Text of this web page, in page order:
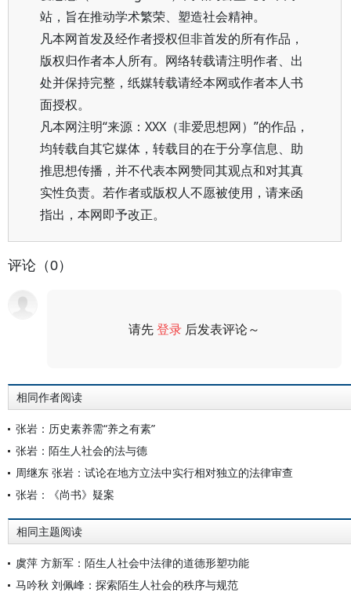
站，旨在推动学术繁荣、塑造社会精神。
凡本网首发及经作者授权但非首发的所有作品，
版权归作者本人所有。网络转载请注明作者、出
处并保持完整，纸媒转载请经本网或作者本人书
面授权。
凡本网注明“来源：XXX（非爱思想网）”的作品，
均转载自其它媒体，转载目的在于分享信息、助
推思想传播，并不代表本网赞同其观点和对其真
实性负责。若作者或版权人不愿被使用，请来函
指出，本网即予改正。
评论（0）
请先登录 后发表评论～
相同作者阅读
张岩：历史素养需“养之有素”
张岩：陌生人社会的法与德
周继东 张岩：试论在地方立法中实行相对独立的法律审查
张岩：《尚书》疑案
相同主题阅读
虞萍 方新军：陌生人社会中法律的道德形塑功能
马吟秋 刘佩峰：探索陌生人社会的秩序与规范